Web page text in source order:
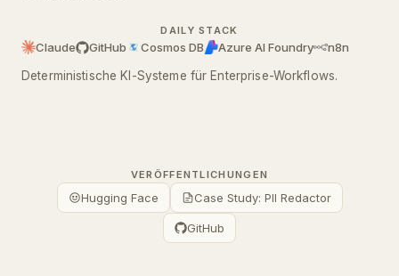
DAILY STACK
Claude GitHub Cosmos DB Azure AI Foundry
n8n
Deterministische KI-Systeme für Enterprise-Workflows.
VERÖFFENTLICHUNGEN
Hugging Face Case Study: PII Redactor
GitHub